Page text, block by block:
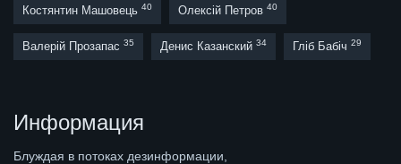
Костянтин Машовець 40 Олексій Петров 40
Валерій Прозапас 35 Денис Казанский 34 Гліб Бабіч 29
Информация
Блуждая в потоках дезинформации,